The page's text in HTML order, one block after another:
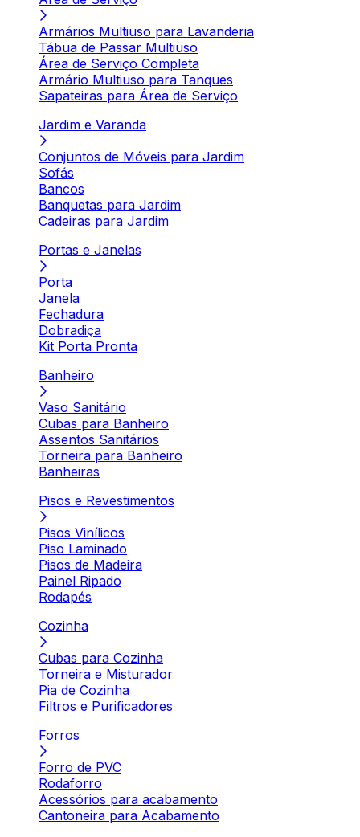
Armários Multiuso para Lavanderia
Tábua de Passar Multiuso
Área de Serviço Completa
Armário Multiuso para Tanques
Sapateiras para Área de Serviço
Jardim e Varanda
Conjuntos de Móveis para Jardim
Sofás
Bancos
Banquetas para Jardim
Cadeiras para Jardim
Portas e Janelas
Porta
Janela
Fechadura
Dobradiça
Kit Porta Pronta
Banheiro
Vaso Sanitário
Cubas para Banheiro
Assentos Sanitários
Torneira para Banheiro
Banheiras
Pisos e Revestimentos
Pisos Vinílicos
Piso Laminado
Pisos de Madeira
Painel Ripado
Rodapés
Cozinha
Cubas para Cozinha
Torneira e Misturador
Pia de Cozinha
Filtros e Purificadores
Forros
Forro de PVC
Rodaforro
Acessórios para acabamento
Cantoneira para Acabamento